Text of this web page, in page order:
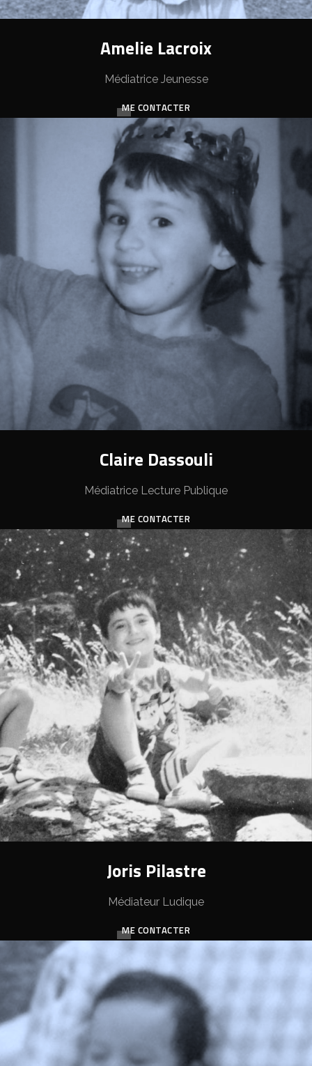
Amelie Lacroix
Médiatrice Jeunesse
ME CONTACTER
Claire Dassouli
Médiatrice Lecture Publique
ME CONTACTER
Joris Pilastre
Médiateur Ludique
ME CONTACTER